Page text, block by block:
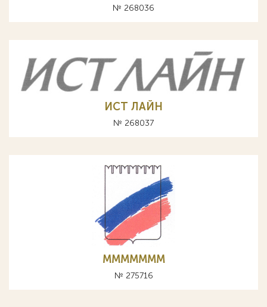
№ 268036
ИСТ ЛАЙН
№ 268037
MMMMMMM
№ 275716